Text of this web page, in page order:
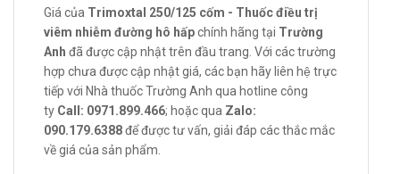
Nhiễm trùng da và mô mềm: Viêm mạch bạch huyết, viêm
mô tế bào, các vết thương hở hoặc mất mô, abces chân
răng và vùng miệng do tụ cầu vàng.
Cách dùng - Liều dùng Trimoxtal 250/125
cốm
Cách dùng:
Giá của Trimoxtal 250/125 cốm - Thuốc điều trị
viêm nhiễm đường hô hấpchính hãng tại Trường
Anh đã được cập nhật trên đầu trang. Với các trường
hợp chưa được cập nhật giá, các bạn hãy liên hệ trực
tiếp với Nhà thuốc Trường Anh qua hotline công
ty Call: 0971.899.466; hoặc qua Zalo:
090.179.6388để được tư vấn, giải đáp các thắc mắc
về giá của sản phẩm.